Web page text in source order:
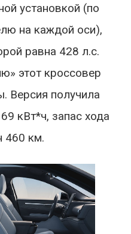
установкой (по
на каждой оси),
равна 428 л.с.
этот кроссовер
Версия получила
кВт*ч, запас хода
460 км.